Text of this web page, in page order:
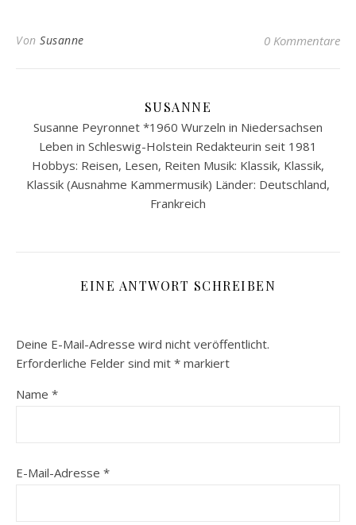
Von Susanne 0 Kommentare
SUSANNE
Susanne Peyronnet *1960 Wurzeln in Niedersachsen
Leben in Schleswig-Holstein Redakteurin seit 1981
Hobbys: Reisen, Lesen, Reiten Musik: Klassik, Klassik,
Klassik (Ausnahme Kammermusik) Länder: Deutschland,
Frankreich
EINE ANTWORT SCHREIBEN
Deine E-Mail-Adresse wird nicht veröffentlicht.
Erforderliche Felder sind mit * markiert
Name *
E-Mail-Adresse *